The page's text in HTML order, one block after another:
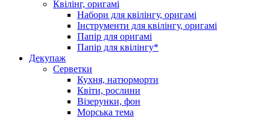
Квілінг, оригамі
Набори для квілінгу, оригамі
Інструменти для квілінгу, оригамі
Папір для оригамі
Папір для квілінгу*
Декупаж
Серветки
Кухня, натюрморти
Квіти, рослини
Візерунки, фон
Морська тема